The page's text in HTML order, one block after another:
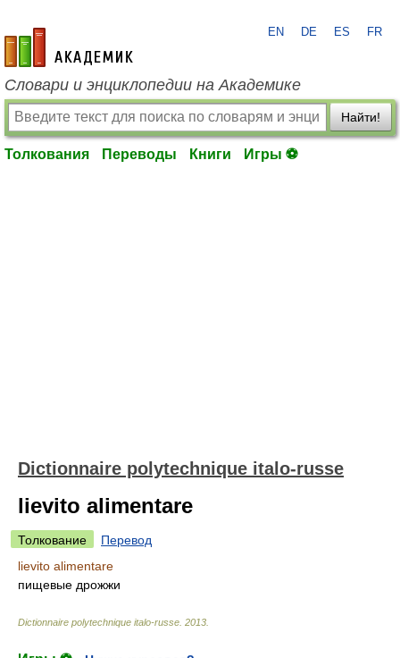
academic.ru
EN DE ES FR
Словари и энциклопедии на Академике
Найти!
Толкования Переводы Книги Игры ⚽
Dictionnaire polytechnique italo-russe
lievito alimentare
Толкование
Перевод
lievito alimentare
пищевые дрожжи
Dictionnaire polytechnique italo-russe 2013